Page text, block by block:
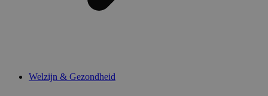
Welzijn & Gezondheid